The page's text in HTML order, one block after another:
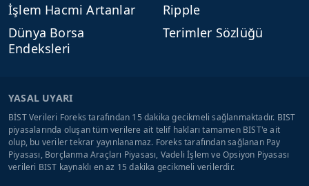
İşlem Hacmi Artanlar
Dünya Borsa
Endeksleri
Ripple
Terimler Sözlüğü
YASAL UYARI
BİST Verileri Foreks tarafından 15 dakika gecikmeli sağlanmaktadır. BIST
piyasalarında oluşan tüm verilere ait telif hakları tamamen BIST'e ait
olup, bu veriler tekrar yayınlanamaz. Foreks tarafından sağlanan Pay
Piyasası, Borçlanma Araçları Piyasası, Vadeli İşlem ve Opsiyon Piyasası
verileri BIST kaynaklı en az 15 dakika gecikmeli verilerdir.